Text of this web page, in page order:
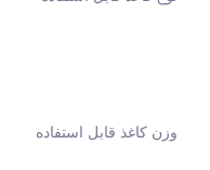
وزن کاغذ قابل استفاده